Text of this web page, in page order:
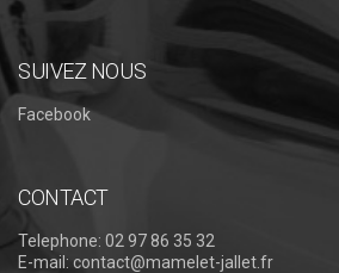
SUIVEZ NOUS
Facebook
CONTACT
Telephone: 02 97 86 35 32
E-mail: contact@mamelet-jallet.fr